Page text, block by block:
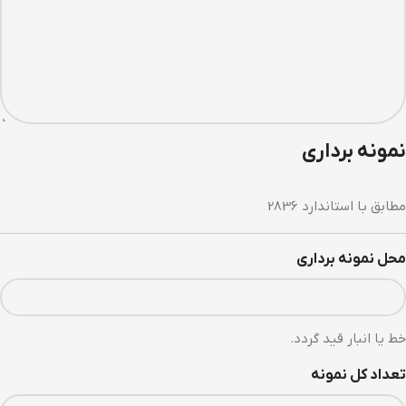
نمونه برداری
مطابق با استاندارد 2836
محل نمونه برداری
خط یا انبار قید گردد.
تعداد کل نمونه